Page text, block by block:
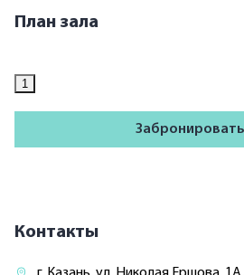
План зала
1
Забронировать
Контакты